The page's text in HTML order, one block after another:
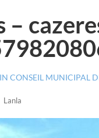
–
CONSEIL MUNICIPAL
Lanla